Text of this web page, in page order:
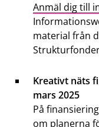
Anmäl dig till
material från
Kreativt näts
mars 2025
På
om planerna